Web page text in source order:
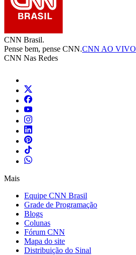
CNN Brasil.
Pense bem, pense CNN.CNN AO VIVO
CNN Nas Redes
Mais
Equipe CNN Brasil
Grade de Programação
Blogs
Colunas
Fórum CNN
Mapa do site
Distribuição do Sinal